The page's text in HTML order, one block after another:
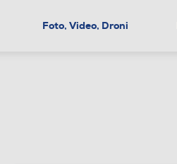
Foto, Video, Droni